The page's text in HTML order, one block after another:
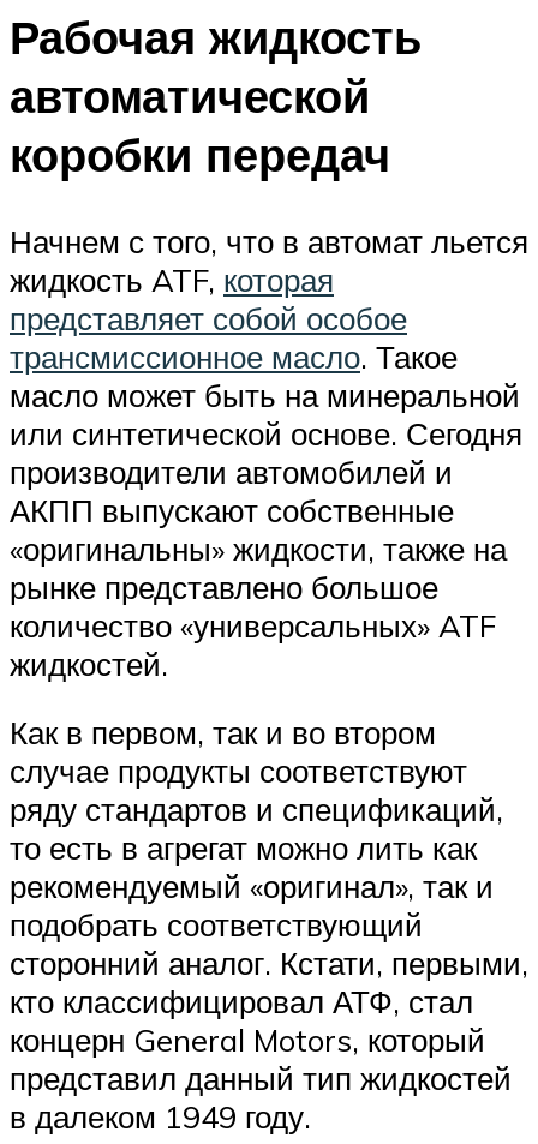
Рабочая жидкость
автоматической
коробки передач
Начнем с того, что в автомат льется
жидкость ATF, которая
представляет собой особое
трансмиссионное масло. Такое
масло может быть на минеральной
или синтетической основе. Сегодня
производители автомобилей и
АКПП выпускают собственные
«оригинальны» жидкости, также на
рынке представлено большое
количество «универсальных» ATF
жидкостей.
Как в первом, так и во втором
случае продукты соответствуют
ряду стандартов и спецификаций,
то есть в агрегат можно лить как
рекомендуемый «оригинал», так и
подобрать соответствующий
сторонний аналог. Кстати, первыми,
кто классифицировал АТФ, стал
концерн General Motors, который
представил данный тип жидкостей
в далеком 1949 году.